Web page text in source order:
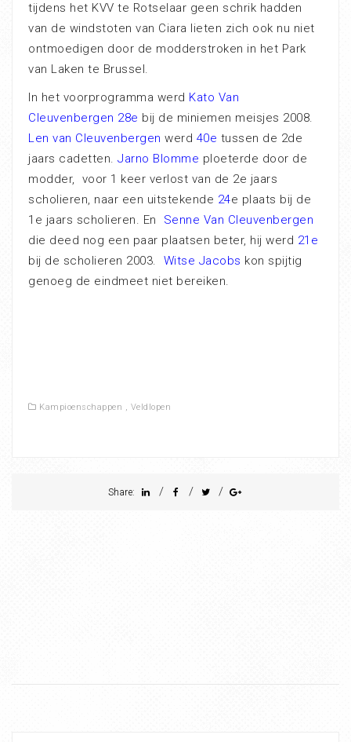
tijdens het KVV te Rotselaar geen schrik hadden
van de windstoten van Ciara lieten zich ook nu niet
ontmoedigen door de modderstroken in het Park
van Laken te Brussel.
In het voorprogramma werd Kato Van
Cleuvenbergen 28e bij de miniemen meisjes 2008.
Len van Cleuvenbergen werd 40e tussen de 2de
jaars cadetten. Jarno Blomme ploeterde door de
modder, voor 1 keer verlost van de 2e jaars
scholieren, naar een uitstekende 24e plaats bij de
1e jaars scholieren. En Senne Van Cleuvenbergen
die deed nog een paar plaatsen beter, hij werd 21e
bij de scholieren 2003. Witse Jacobs kon spijtig
genoeg de eindmeet niet bereiken.
Kampioenschappen , Veldlopen
Share: / / /